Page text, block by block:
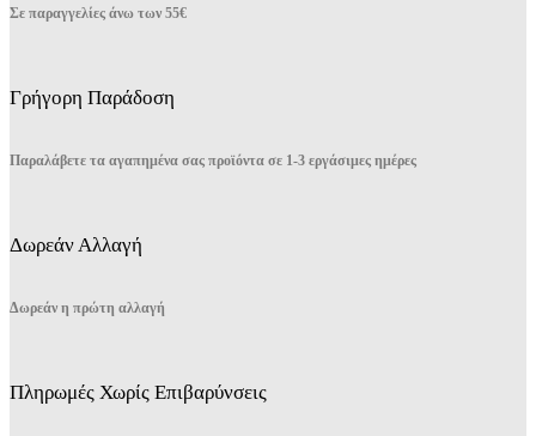
Σε παραγγελίες άνω των 55€
Γρήγορη Παράδοση
Παραλάβετε τα αγαπημένα σας προϊόντα σε 1-3 εργάσιμες ημέρες
Δωρεάν Αλλαγή
Δωρεάν η πρώτη αλλαγή
Πληρωμές Χωρίς Επιβαρύνσεις